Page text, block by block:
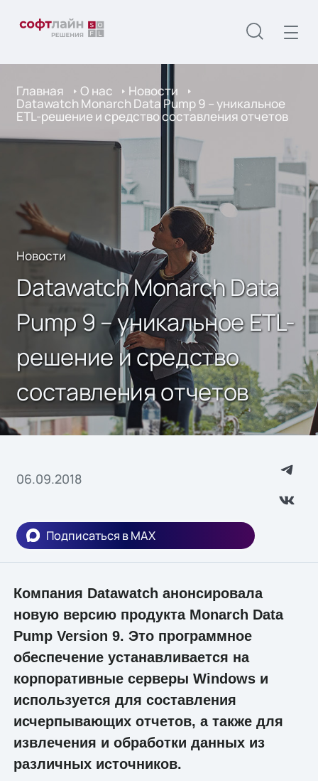
Главная О нас Новости
Datawatch Monarch Data Pump 9 – уникальное
ETL-решение и средство составления отчетов
Новости
Datawatch Monarch Data
Pump 9 – уникальное ETL-
решение и средство
составления отчетов
06.09.2018
Подписаться в MAX
Компания Datawatch анонсировала
новую версию продукта Monarch Data
Pump Version 9. Это программное
обеспечение устанавливается на
корпоративные серверы Windows и
используется для составления
исчерпывающих отчетов, а также для
извлечения и обработки данных из
различных источников.